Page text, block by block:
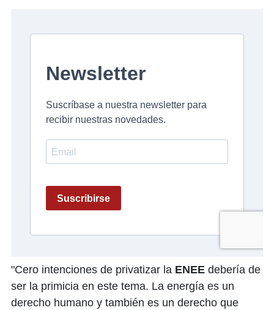
"Cero intenciones de privatizar la ENEE debería de
ser la primicia en este tema. La energía es un
derecho humano y también es un derecho que